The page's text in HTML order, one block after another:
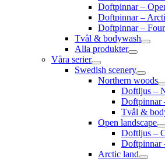
Doftpinnar –
Doftpinnar –
Doftpinnar – Four
Tvål & bodywash
Alla produkter
Våra serier
Swedish scenery
Northern woods
Doftljus –
Doftpinnar
Tvål &
Open landscape
Doftljus –
Doftpinnar
Arctic land